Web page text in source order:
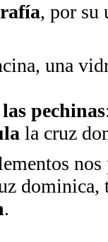
, por su
una
pechinas
la cruz
nos
dominica,
.